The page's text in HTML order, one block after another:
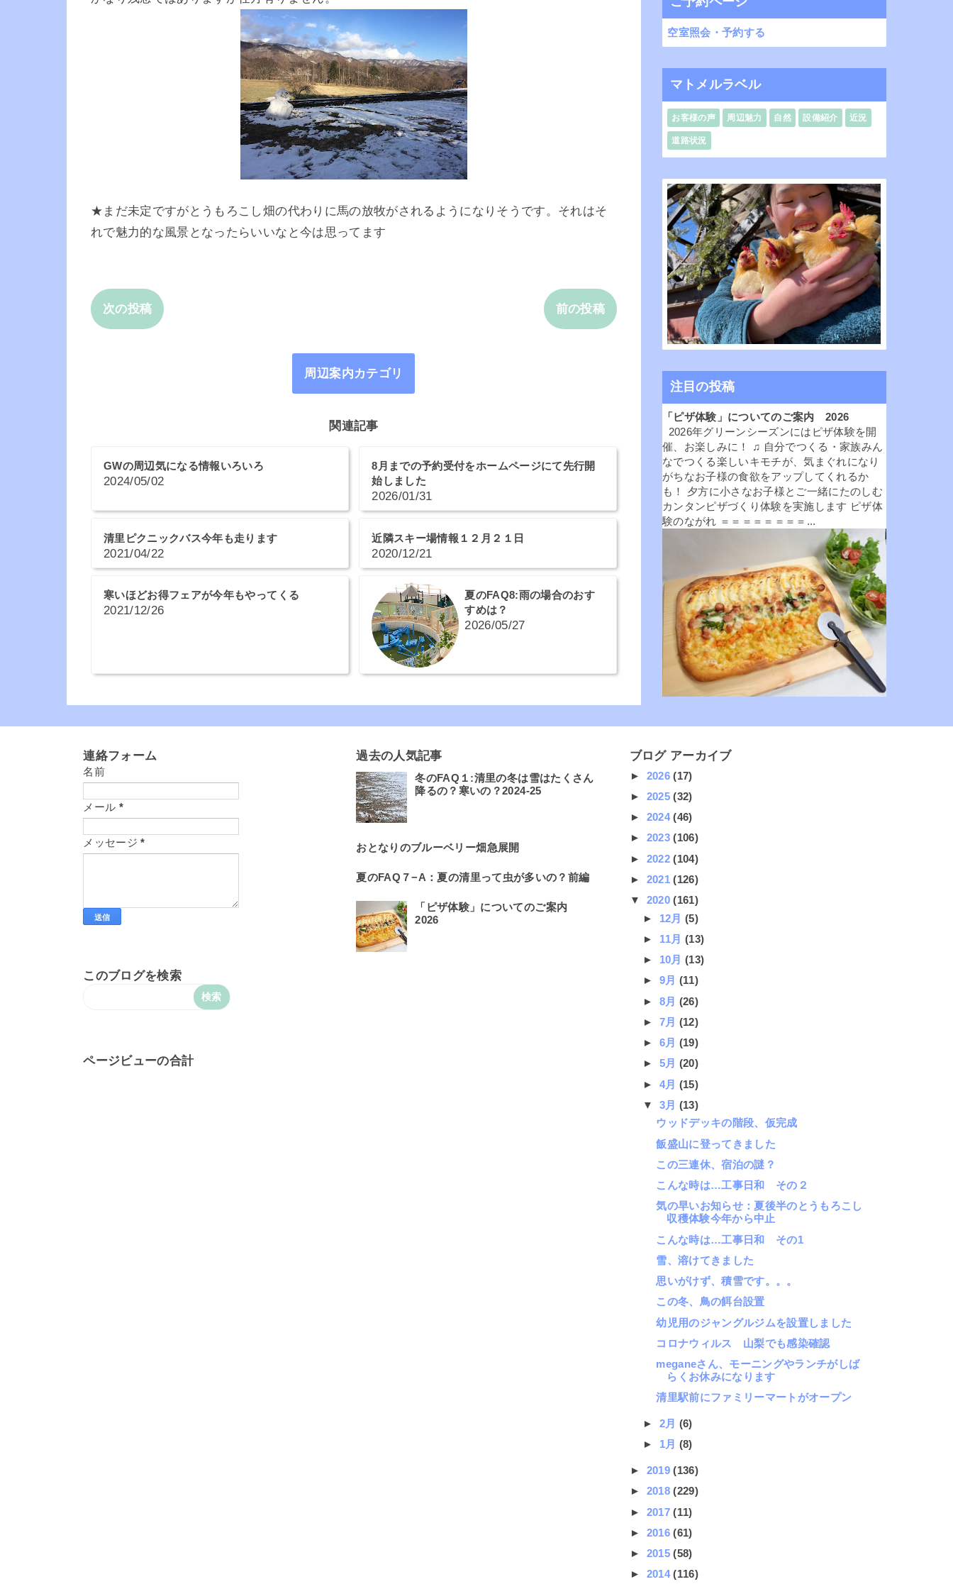
★まだ未定ですがとうもろこし畑の代わりに馬の放牧がされるようになりそうです。それはそ
れで魅力的な風景となったらいいなと今は思ってます
次の投稿 前の投稿
周辺案内カテゴリ
関連記事
GWの周辺気になる情報いろいろ
2024/05/02
8月までの予約受付をホームページにて先行開
始しました
2026/01/31
清里ピクニックバス今年も走ります
2021/04/22
近隣スキー場情報１２月２１日
2020/12/21
寒いほどお得フェアが今年もやってくる
2021/12/26
夏のFAQ8:雨の場合のおす
すめは？
2026/05/27
空室照会・予約する
マトメルラベル
お客様の声 周辺魅力 自然 設備紹介 近況
道路状況
注目の投稿
「ピザ体験」についてのご案内 2026
2026年グリーンシーズンにはピザ体験を開
催、お楽しみに！ ♫ 自分でつくる・家族みん
なでつくる楽しいキモチが、気まぐれになり
がちなお子様の食欲をアップしてくれるか
も！ 夕方に小さなお子様とご一緒にたのしむ
カンタンピザづくり体験を実施します ピザ体
験のながれ ＝＝＝＝＝＝＝＝...
連絡フォーム
名前
メール *
メッセージ*
このブログを検索
ページビューの合計
過去の人気記事
冬のFAQ１:清里の冬は雪はたくさん
降るの？寒いの？2024-25
おとなりのブルーベリー畑急展開
夏のFAQ７−A：夏の清里って虫が多いの？前編
「ピザ体験」についてのご案内
2026
ブログ アーカイブ
► 2026(17)
► 2025(32)
► 2024(46)
► 2023(106)
► 2022(104)
► 2021(126)
▼ 2020(161)
► 12月(5)
► 11月(13)
► 10月(13)
► 9月 (11)
► 8月 (26)
► 7月 (12)
► 6月 (19)
► 5月 (20)
► 4月 (15)
▼ 3月 (13)
ウッドデッキの階段、仮完成
飯盛山に登ってきました
この三連休、宿泊の謎？
こんな時は…工事日和 その２
気の早いお知らせ：夏後半のとうもろこし
収穫体験今年から中止
こんな時は…工事日和 その1
雪、溶けてきました
思いがけず、積雪です。。。
この冬、鳥の餌台設置
幼児用のジャングルジムを設置しました
コロナウィルス 山梨でも感染確認
meganeさん、モーニングやランチがしば
らくお休みになります
清里駅前にファミリーマートがオープン
► 2月 (6)
► 1月 (8)
► 2019(136)
► 2018(229)
► 2017(11)
► 2016(61)
► 2015(58)
► 2014(116)